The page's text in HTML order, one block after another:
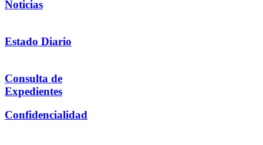
Noticias
Estado Diario
Consulta de
Expedientes
Confidencialidad